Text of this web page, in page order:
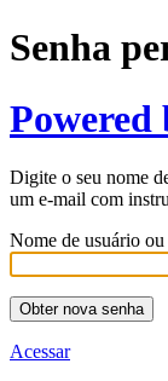
Senha
Powered
Digite o seu nome
um e-mail com
Nome de usuário
Acessar